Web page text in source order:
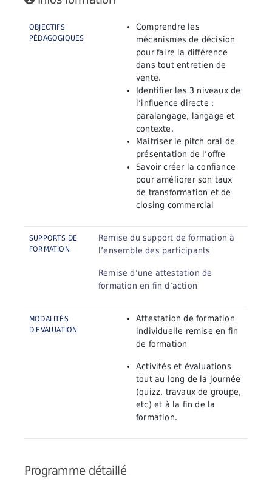
OBJECTIFS
PÉDAGOGIQUES
Comprendre les
mécanismes de décision
pour faire la différence
dans tout entretien de
vente.
Identifier les 3 niveaux de
l’influence directe :
paralangage, langage et
contexte.
Maitriser le pitch oral de
présentation de l’offre
Savoir créer la confiance
pour améliorer son taux
de transformation et de
closing commercial
SUPPORTS DE
FORMATION
Remise du support de formation à
l’ensemble des participants
Remise d’une attestation de
formation en fin d’action
MODALITÉS
D'ÉVALUATION
Attestation de formation
individuelle remise en fin
de formation
Activités et évaluations
tout au long de la journée
(quizz, travaux de groupe,
etc) et à la fin de la
formation.
Programme détaillé